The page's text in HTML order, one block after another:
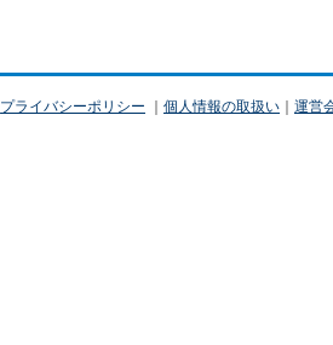
プライバシーポリシー ｜ 個人情報の取扱い ｜ 運営